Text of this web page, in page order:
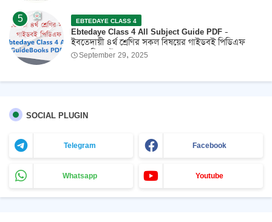
EBTEDAYE CLASS 4
Ebtedaye Class 4 All Subject Guide PDF -
ইবতেদায়ী ৪র্থ শ্রেণির সকল বিষয়ের গাইডবই পিডিএফ
2026 ফ্রি ডাউনলোড
September 29, 2025
SOCIAL PLUGIN
Telegram Facebook
Whatsapp Youtube